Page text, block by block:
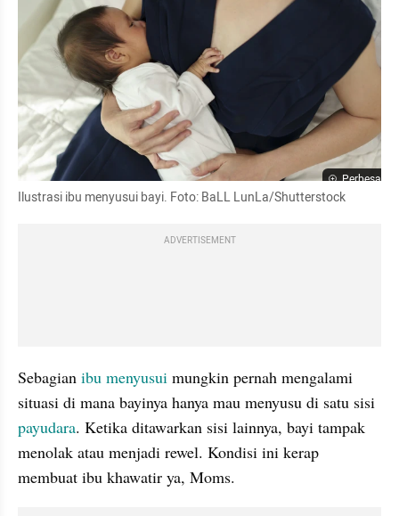
Perbesar
Ilustrasi ibu menyusui bayi. Foto: BaLL LunLa/Shutterstock
ADVERTISEMENT
Sebagian ibu menyusui mungkin pernah mengalami
payudara. Ketika ditawarkan sisi lainnya, bayi tampak
menolak atau menjadi rewel. Kondisi ini kerap
membuat ibu khawatir ya, Moms.